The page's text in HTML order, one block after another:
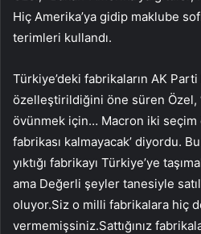
Hiç Amerika’ya gidip maklube
terimleri kullandı.
Türkiye’deki fabrikaların AK
özelleştirildiğini öne süren Özel,
övünmek için… Macron iki seçim
fabrikası kalmayacak’ diyordu.
yıktığı fabrikayı Türkiye’ye
ama Değerli şeyler tanesiyle
oluyor.Siz o milli fabrikalara hiç
vermemişsiniz.Sattığınız